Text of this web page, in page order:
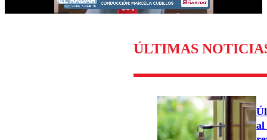
ÚLTIMAS
al